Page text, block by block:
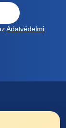
Adatvédelmi